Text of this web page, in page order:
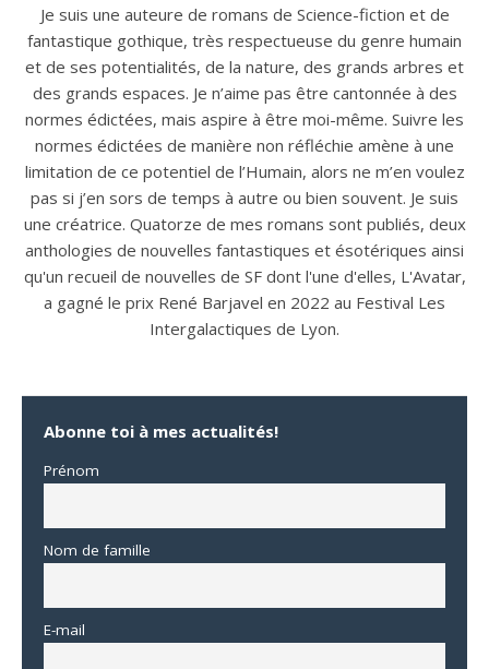
Je suis une auteure de romans de Science-fiction et de
fantastique gothique, très respectueuse du genre humain
et de ses potentialités, de la nature, des grands arbres et
des grands espaces. Je n’aime pas être cantonnée à des
normes édictées, mais aspire à être moi-même. Suivre les
normes édictées de manière non réfléchie amène à une
limitation de ce potentiel de l’Humain, alors ne m’en voulez
pas si j’en sors de temps à autre ou bien souvent. Je suis
une créatrice. Quatorze de mes romans sont publiés, deux
anthologies de nouvelles fantastiques et ésotériques ainsi
qu'un recueil de nouvelles de SF dont l'une d'elles, L'Avatar,
a gagné le prix René Barjavel en 2022 au Festival Les
Intergalactiques de Lyon.
Abonne toi à mes actualités!
Prénom
Nom de famille
E-mail